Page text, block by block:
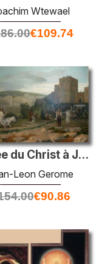
Wtewael
€109.74
Entrée du Christ à Jérusalem
Leon Gerome
€90.86